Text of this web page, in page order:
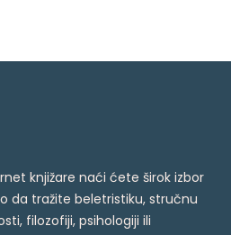
knjižare naći ćete širok izbor
da tražite beletristiku, stručnu
filozofiji, psihologiji ili